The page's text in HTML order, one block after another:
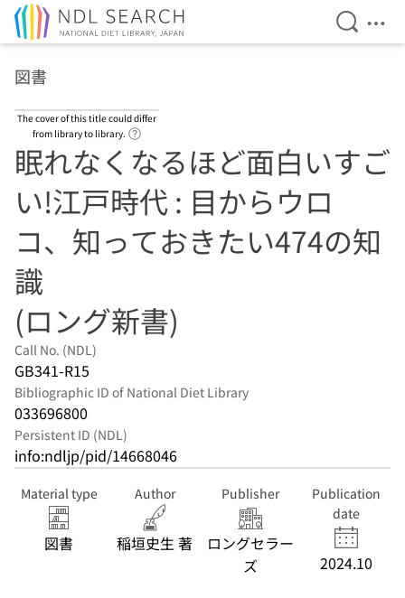
Open
図書
The cover of this title could differ
from library to library.
眠れなくなるほど面白いすご
い!江戸時代 : 目からウロ
コ、知っておきたい474の知
識
(ロング新書)
Call No. (NDL)
GB341-R15
Bibliographic ID of National Diet Library
033696800
Persistent ID (NDL)
info:ndljp/pid/14668046
Material type
図書
Author
稲垣史生 著
Publisher
ロングセラー
ズ
Publication
date
2024.10